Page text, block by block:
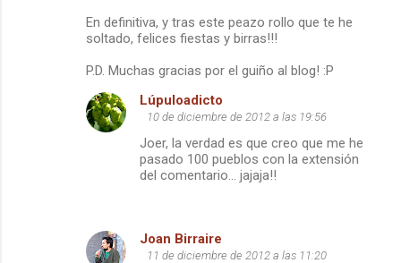
En definitiva, y tras este peazo rollo que te he
soltado, felices fiestas y birras!!!
P.D. Muchas gracias por el guiño al blog! :P
Lúpuloadicto
10 de diciembre de 2012 a las 19:56
Joer, la verdad es que creo que me he
pasado 100 pueblos con la extensión
del comentario... jajaja!!
Joan Birraire
11 de diciembre de 2012 a las 11:20